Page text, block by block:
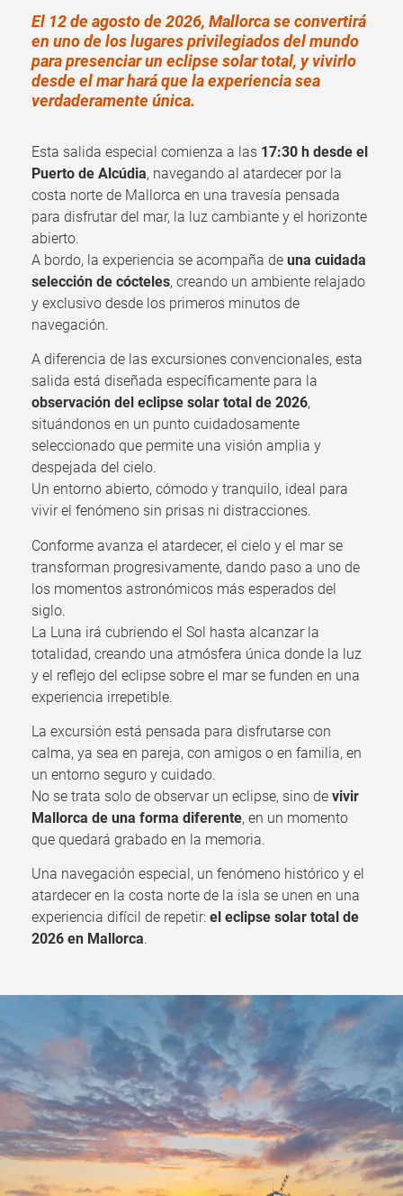
El 12 de agosto de 2026, Mallorca se convertirá
en uno de los lugares privilegiados del mundo
para presenciar un eclipse solar total, y vivirlo
desde el mar hará que la experiencia sea
verdaderamente única.
Esta salida especial comienza a las 17:30 h desde el
Puerto de Alcúdia, navegando al atardecer por la
costa norte de Mallorca en una travesía pensada
para disfrutar del mar, la luz cambiante y el horizonte
abierto.
A bordo, la experiencia se acompaña de una cuidada
selección de cócteles, creando un ambiente relajado
y exclusivo desde los primeros minutos de
navegación.
A diferencia de las excursiones convencionales, esta
salida está diseñada específicamente para la
observación del eclipse solar total de 2026,
situándonos en un punto cuidadosamente
seleccionado que permite una visión amplia y
despejada del cielo.
Un entorno abierto, cómodo y tranquilo, ideal para
vivir el fenómeno sin prisas ni distracciones.
Conforme avanza el atardecer, el cielo y el mar se
transforman progresivamente, dando paso a uno de
los momentos astronómicos más esperados del
siglo.
La Luna irá cubriendo el Sol hasta alcanzar la
totalidad, creando una atmósfera única donde la luz
y el reflejo del eclipse sobre el mar se funden en una
experiencia irrepetible.
La excursión está pensada para disfrutarse con
calma, ya sea en pareja, con amigos o en familia, en
un entorno seguro y cuidado.
No se trata solo de observar un eclipse, sino de vivir
Mallorca de una forma diferente, en un momento
que quedará grabado en la memoria.
Una navegación especial, un fenómeno histórico y el
atardecer en la costa norte de la isla se unen en una
experiencia difícil de repetir: el eclipse solar total de
2026 en Mallorca.